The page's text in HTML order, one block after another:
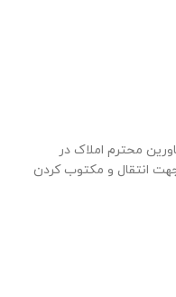
محترم املاک در
انتقال و مکتوب کردن